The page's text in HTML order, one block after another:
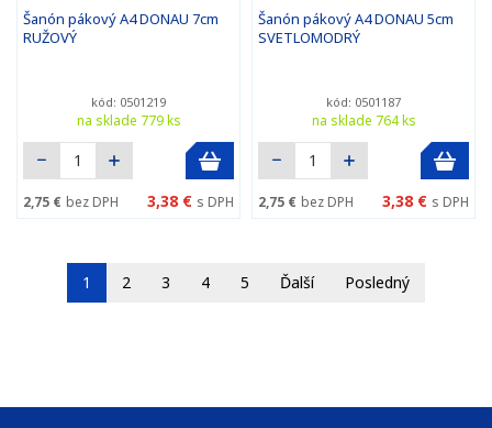
Šanón pákový A4 DONAU 7cm
RUŽOVÝ
kód: 0501219
na sklade 779 ks
2,75 € bez DPH 3,38 € s DPH
Šanón pákový A4 DONAU 5cm
SVETLOMODRÝ
kód: 0501187
na sklade 764 ks
2,75 € bez DPH 3,38 € s DPH
1 2 3 4 5 Ďalší Posledný